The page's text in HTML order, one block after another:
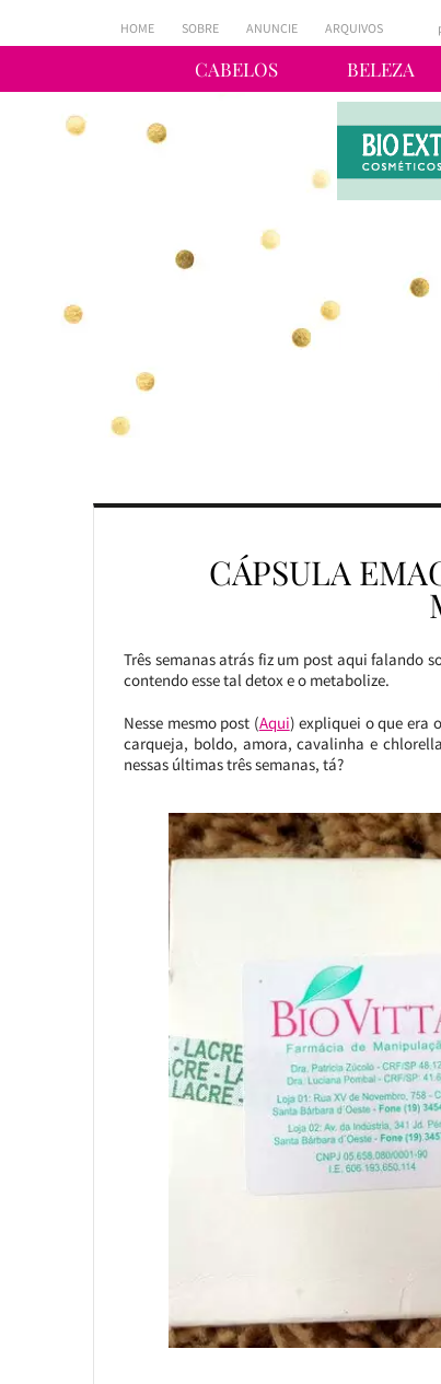
CABELOS BELEZA
HOME SOBRE ANUNCIE ARQUIVOS
CÁPSULA
Três semanas atrás fiz um post aqui falando
contendo esse tal detox e o metabolize.
Nesse mesmo post (Aqui) expliquei o que era
carqueja, boldo, amora, cavalinha e
nessas últimas três semanas, tá?